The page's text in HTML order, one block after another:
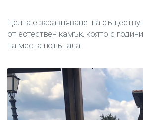
Целта е заравняване на
от естествен камък, която с
на места потънала.